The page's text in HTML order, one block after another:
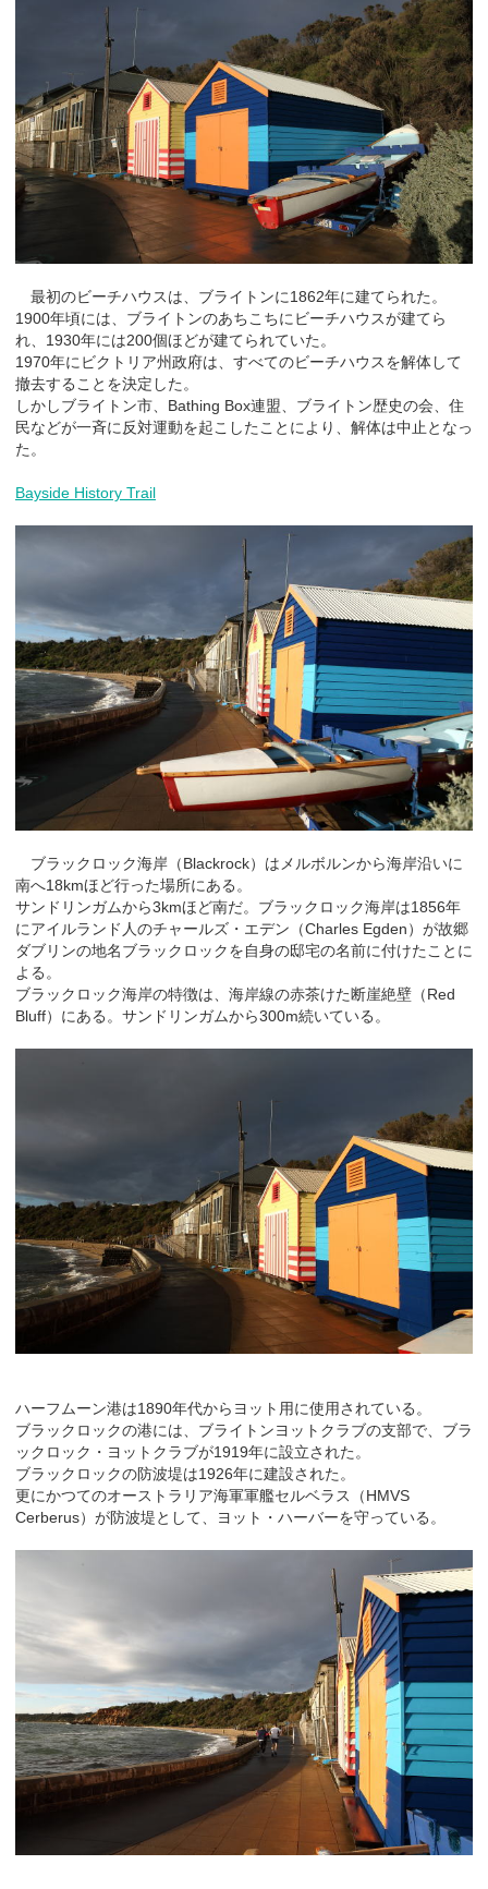
最初のビーチハウスは、ブライトンに1862年に建てられた。
1900年頃には、ブライトンのあちこちにビーチハウスが建てら
れ、1930年には200個ほどが建てられていた。
1970年にビクトリア州政府は、すべてのビーチハウスを解体して
撤去することを決定した。
しかしブライトン市、Bathing Box連盟、ブライトン歴史の会、住
民などが一斉に反対運動を起こしたことにより、解体は中止となっ
た。
Bayside History Trail
ブラックロック海岸（Blackrock）はメルボルンから海岸沿いに
南へ18kmほど行った場所にある。
サンドリンガムから3kmほど南だ。ブラックロック海岸は1856年
にアイルランド人のチャールズ・エデン（Charles Egden）が故郷
ダブリンの地名ブラックロックを自身の邸宅の名前に付けたことに
よる。
ブラックロック海岸の特徴は、海岸線の赤茶けた断崖絶壁（Red
Bluff）にある。サンドリンガムから300m続いている。
ハーフムーン港は1890年代からヨット用に使用されている。
ブラックロックの港には、ブライトンヨットクラブの支部で、ブラ
ックロック・ヨットクラブが1919年に設立された。
ブラックロックの防波堤は1926年に建設された。
更にかつてのオーストラリア海軍軍艦セルベラス（HMVS
Cerberus）が防波堤として、ヨット・ハーバーを守っている。